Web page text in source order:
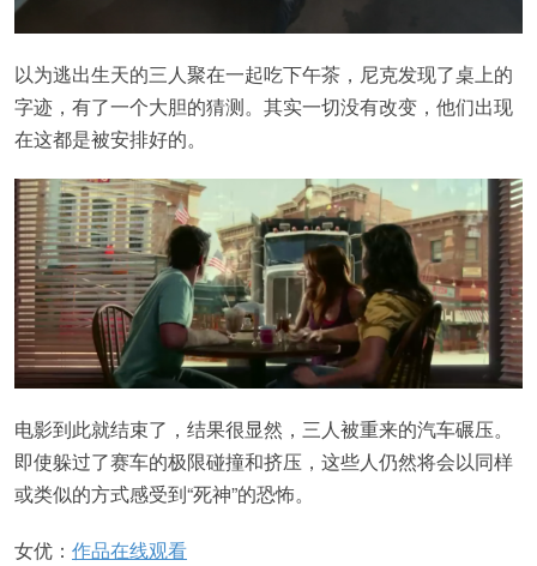
以为逃出生天的三人聚在一起吃下午茶，尼克发现了桌上的
字迹，有了一个大胆的猜测。其实一切没有改变，他们出现
在这都是被安排好的。
电影到此就结束了，结果很显然，三人被重来的汽车碾压。
即使躲过了赛车的极限碰撞和挤压，这些人仍然将会以同样
或类似的方式感受到“死神”的恐怖。
女优： 作品在线观看